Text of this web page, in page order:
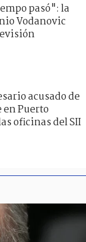
pasó": la
Vodanovic
acusado de
Puerto
oficinas del SII